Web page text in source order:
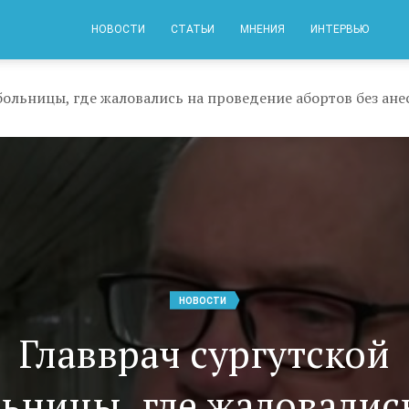
НОВОСТИ СТАТЬИ МНЕНИЯ ИНТЕРВЬЮ
НОВОСТИ
Главврач сургутской